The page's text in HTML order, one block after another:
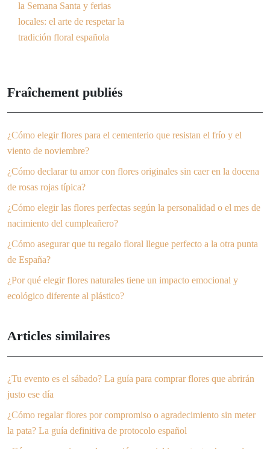
la Semana Santa y ferias
locales: el arte de respetar la
tradición floral española
Fraîchement publiés
¿Cómo elegir flores para el cementerio que resistan el frío y el
viento de noviembre?
¿Cómo declarar tu amor con flores originales sin caer en la docena
de rosas rojas típica?
¿Cómo elegir las flores perfectas según la personalidad o el mes de
nacimiento del cumpleañero?
¿Cómo asegurar que tu regalo floral llegue perfecto a la otra punta
de España?
¿Por qué elegir flores naturales tiene un impacto emocional y
ecológico diferente al plástico?
Articles similaires
¿Tu evento es el sábado? La guía para comprar flores que abrirán
justo ese día
¿Cómo regalar flores por compromiso o agradecimiento sin meter
la pata? La guía definitiva de protocolo español